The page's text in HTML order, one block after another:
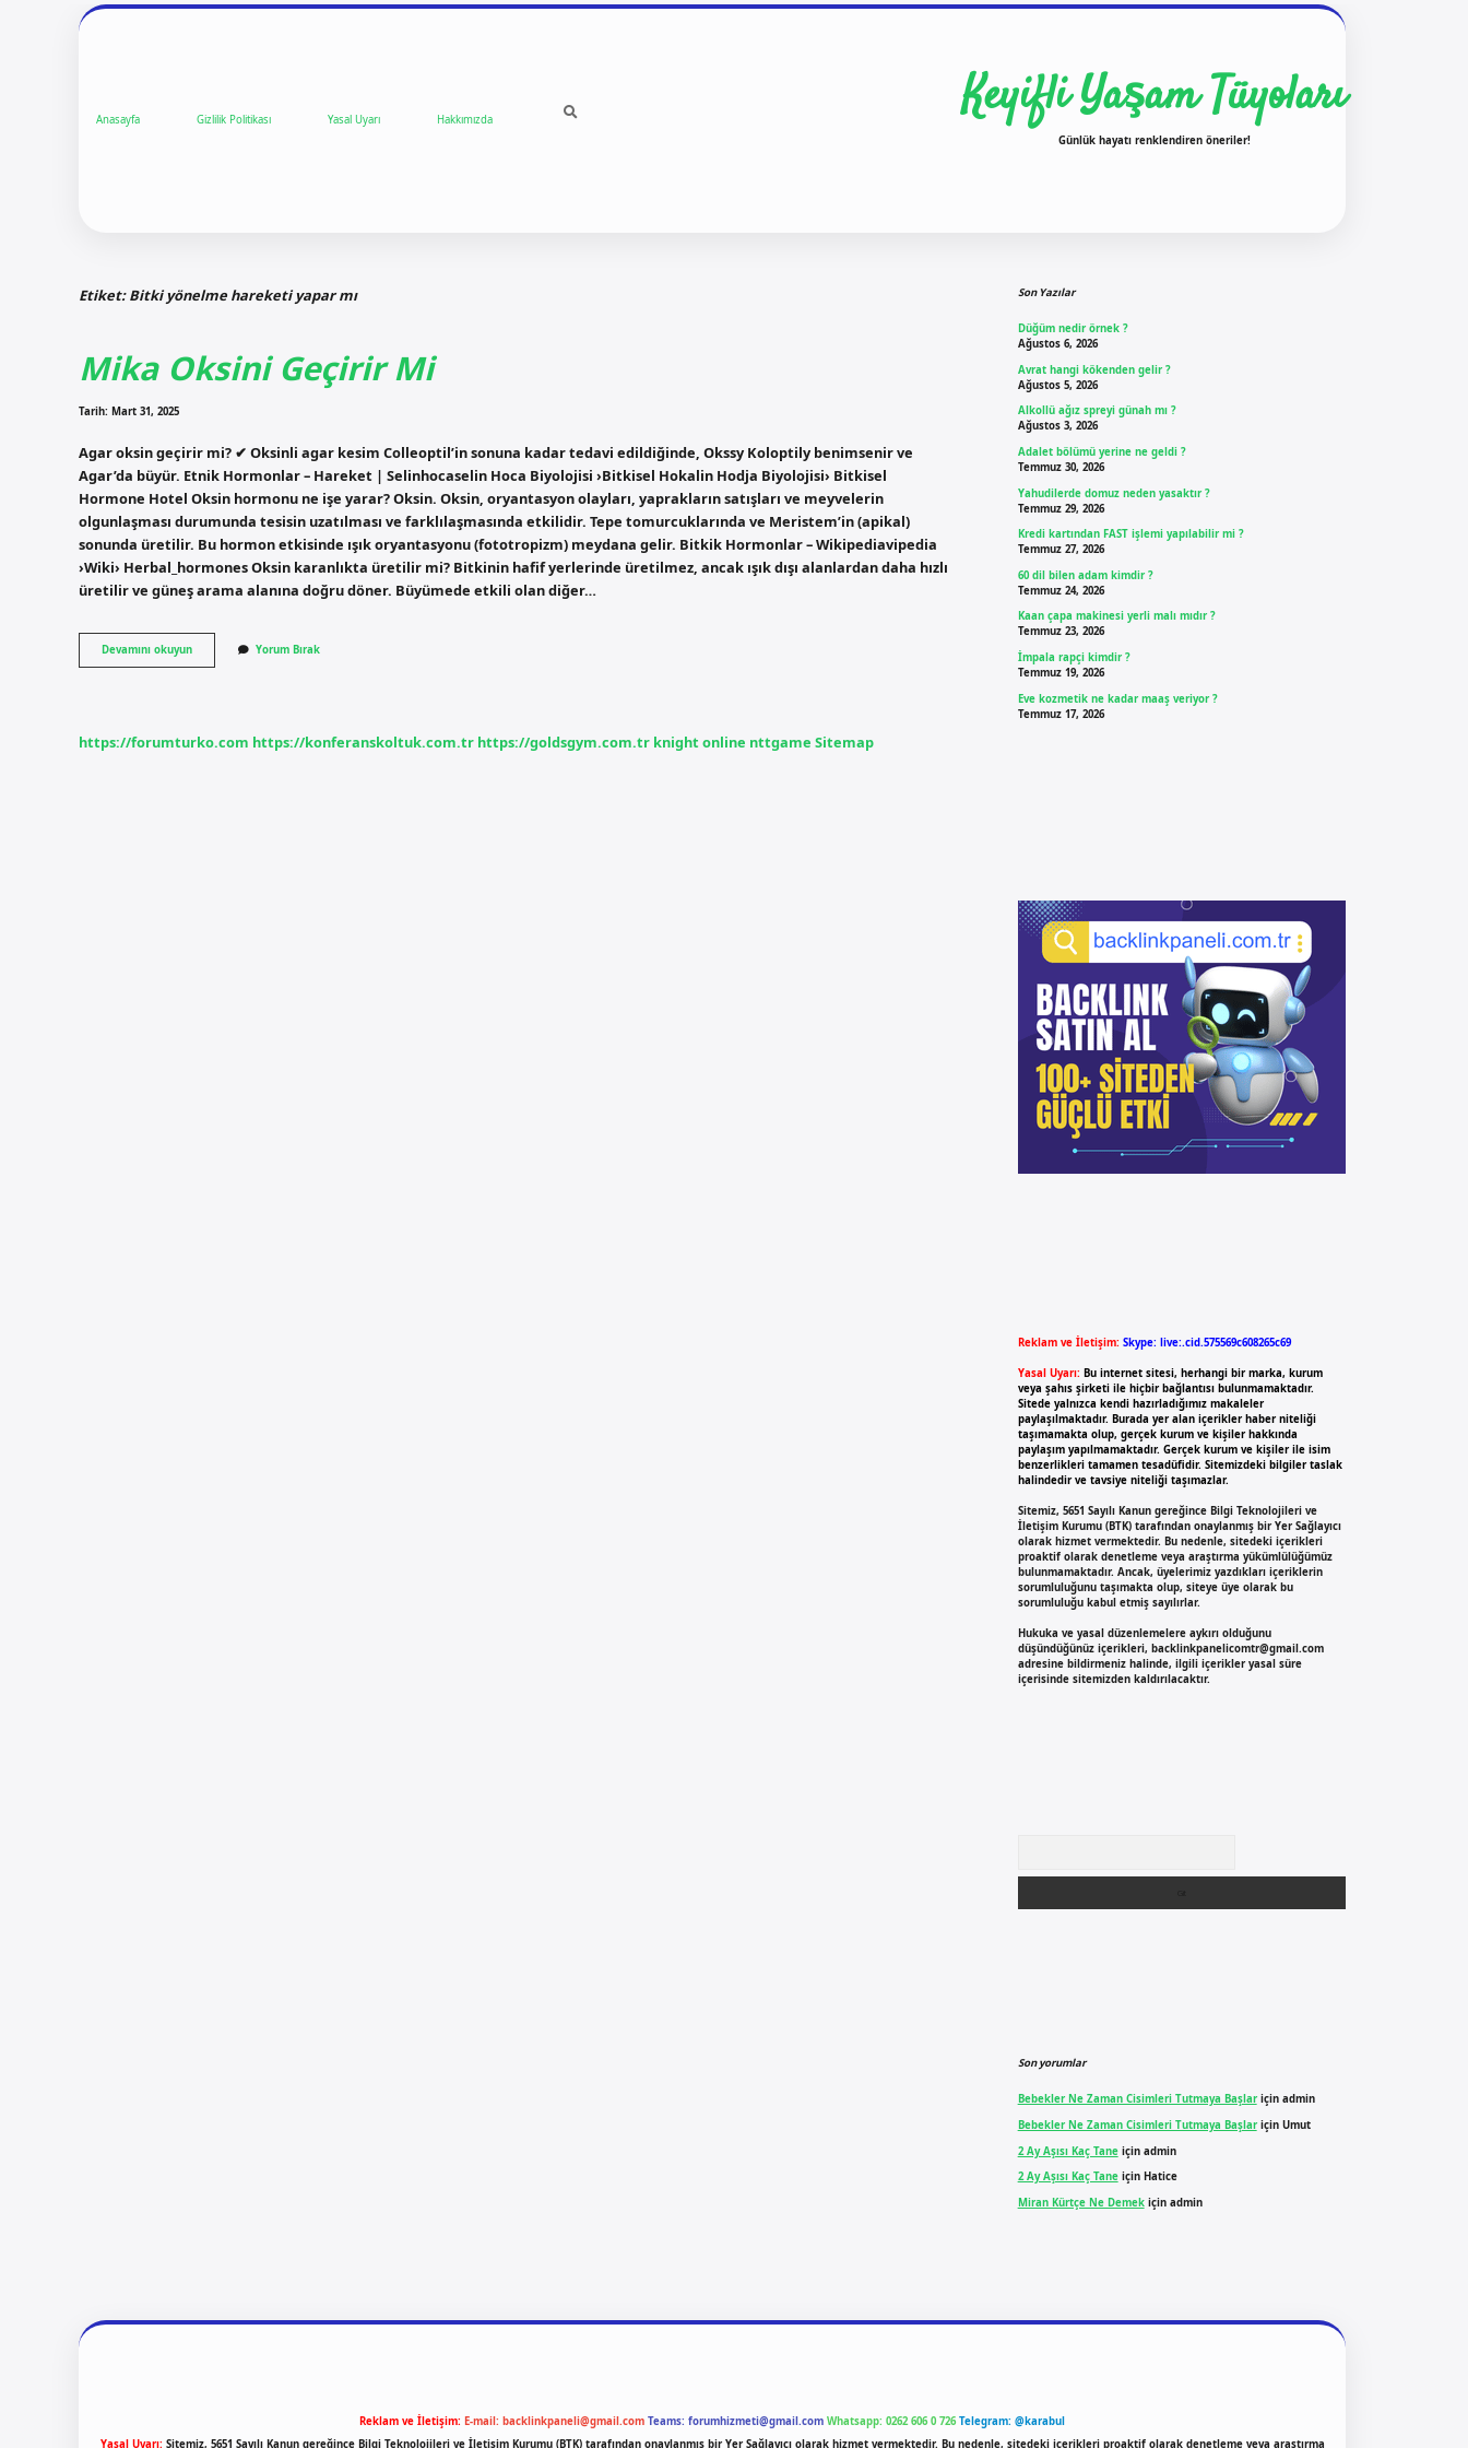
Anasayfa Gizlilik Politikası Yasal Uyarı Hakkımızda Keyifli Yaşam Tüyoları
Günlük hayatı renklendiren öneriler!
Etiket:Bitki yönelme hareketi yapar mı
Mika Oksini Geçirir Mi
Tarih: Mart 31, 2025
Agar oksin geçirir mi? ✔ Oksinli agar kesim Colleoptil’in sonuna kadar tedavi edildiğinde, Okssy Koloptily benimsenir ve
Agar’da büyür. Etnik Hormonlar – Hareket | Selinhocaselin Hoca Biyolojisi ›Bitkisel Hokalin Hodja Biyolojisi› Bitkisel
Hormone Hotel Oksin hormonu ne işe yarar? Oksin. Oksin, oryantasyon olayları, yaprakların satışları ve meyvelerin
olgunlaşması durumunda tesisin uzatılması ve farklılaşmasında etkilidir. Tepe tomurcuklarında ve Meristem’in (apikal)
sonunda üretilir. Bu hormon etkisinde ışık oryantasyonu (fototropizm) meydana gelir. Bitkik Hormonlar – Wikipediavipedia
›Wiki› Herbal_hormones Oksin karanlıkta üretilir mi? Bitkinin hafif yerlerinde üretilmez, ancak ışık dışı alanlardan daha hızlı
üretilir ve güneş arama alanına doğru döner. Büyümede etkili olan diğer…
Devamını okuyunMika
Oksini
Yorum Bırak
https://forumturko.com https://konferanskoltuk.com.tr https://goldsgym.com.tr knight online nttgame Sitemap
Son Yazılar
Düğüm nedir örnek ?
Ağustos 6, 2026
Avrat hangi kökenden gelir ?
Ağustos 5, 2026
Alkollü ağız spreyi günah mı ?
Ağustos 3, 2026
Adalet bölümü yerine ne geldi ?
Temmuz 30, 2026
Yahudilerde domuz neden yasaktır ?
Temmuz 29, 2026
Kredi kartından FAST işlemi yapılabilir mi ?
Temmuz 27, 2026
60 dil bilen adam kimdir ?
Temmuz 24, 2026
Kaan çapa makinesi yerli malı mıdır ?
Temmuz 23, 2026
İmpala rapçi kimdir ?
Temmuz 19, 2026
Eve kozmetik ne kadar maaş veriyor ?
Temmuz 17, 2026
Reklam ve İletişim: Skype: live:.cid.575569c608265c69
Yasal Uyarı: Bu internet sitesi, herhangi bir marka, kurum
veya şahıs şirketi ile hiçbir bağlantısı bulunmamaktadır.
Sitede yalnızca kendi hazırladığımız makaleler
paylaşılmaktadır. Burada yer alan içerikler haber niteliği
taşımamakta olup, gerçek kurum ve kişiler hakkında
paylaşım yapılmamaktadır. Gerçek kurum ve kişiler ile isim
benzerlikleri tamamen tesadüfidir. Sitemizdeki bilgiler taslak
halindedir ve tavsiye niteliği taşımazlar.
Sitemiz, 5651 Sayılı Kanun gereğince Bilgi Teknolojileri ve
İletişim Kurumu (BTK) tarafından onaylanmış bir Yer Sağlayıcı
olarak hizmet vermektedir. Bu nedenle, sitedeki içerikleri
proaktif olarak denetleme veya araştırma yükümlülüğümüz
bulunmamaktadır. Ancak, üyelerimiz yazdıkları içeriklerin
sorumluluğunu taşımakta olup, siteye üye olarak bu
sorumluluğu kabul etmiş sayılırlar.
Hukuka ve yasal düzenlemelere aykırı olduğunu
düşündüğünüz içerikleri, backlinkpanelicomtr@gmail.com
adresine bildirmeniz halinde, ilgili içerikler yasal süre
içerisinde sitemizden kaldırılacaktır.
Son yorumlar
Bebekler Ne Zaman Cisimleri Tutmaya Başlariçin admin
Bebekler Ne Zaman Cisimleri Tutmaya Başlariçin Umut
2 Ay Aşısı Kaç Taneiçin admin
2 Ay Aşısı Kaç Taneiçin Hatice
Miran Kürtçe Ne Demekiçin admin
Reklam ve İletişim: E-mail: backlinkpaneli@gmail.com Teams: forumhizmeti@gmail.com Whatsapp: 0262 606 0 726 Telegram: @karabul
Yasal Uyarı: Sitemiz, 5651 Sayılı Kanun gereğince Bilgi Teknolojileri ve İletişim Kurumu (BTK) tarafından onaylanmış bir Yer Sağlayıcı olarak hizmet vermektedir. Bu nedenle, sitedeki içerikleri proaktif olarak denetleme veya araştırma